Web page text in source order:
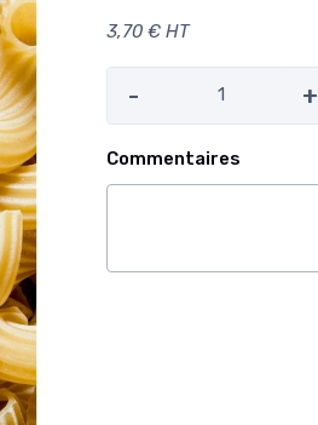
3,70 € HT
- +
Commentaires